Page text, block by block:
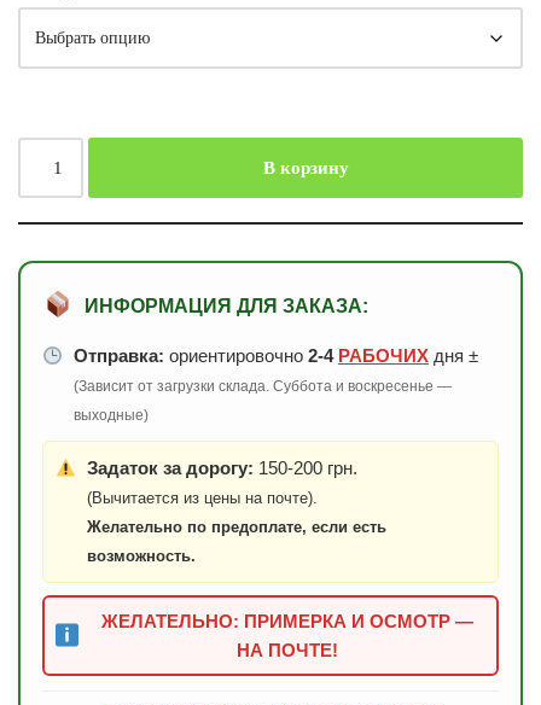
В корзину
ИНФОРМАЦИЯ ДЛЯ ЗАКАЗА:
Отправка: ориентировочно 2-4 РАБОЧИХдня ±
(Зависит от загрузки склада. Суббота и воскресенье —
выходные)
Задаток за дорогу: 150-200 грн.
(Вычитается из цены на почте).
Желательно по предоплате, если есть
возможность.
ЖЕЛАТЕЛЬНО: ПРИМЕРКА И ОСМОТР —
НА ПОЧТЕ!